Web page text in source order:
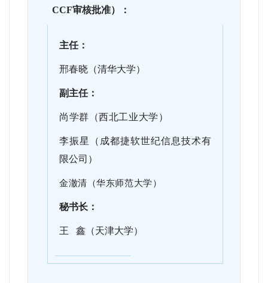
CCF审核批准）：
主任：
邢春晓（清华大学）
副主任：
尚学群（西北工业大学）
李振星（成都捷软世纪信息技术有
限公司）
金澈清（华东师范大学）
秘书长：
王 鑫（天津大学）